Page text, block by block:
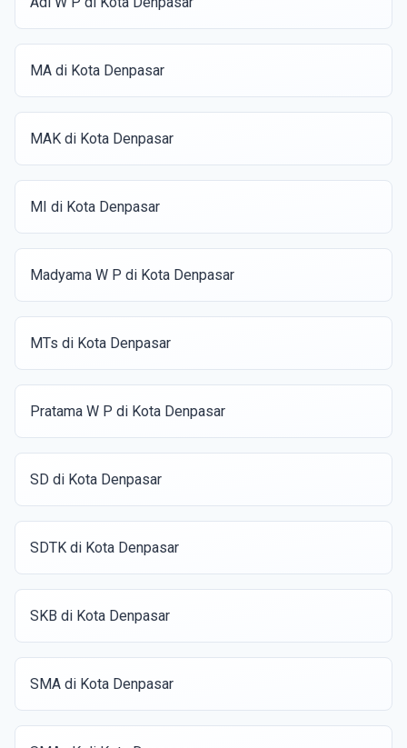
MA di Kota Denpasar
MAK di Kota Denpasar
MI di Kota Denpasar
Madyama W P di Kota Denpasar
MTs di Kota Denpasar
Pratama W P di Kota Denpasar
SD di Kota Denpasar
SDTK di Kota Denpasar
SKB di Kota Denpasar
SMA di Kota Denpasar